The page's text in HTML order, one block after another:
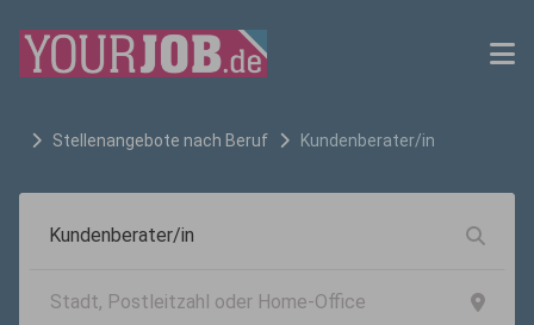
Stellenangebote nach Beruf Kundenberater/in